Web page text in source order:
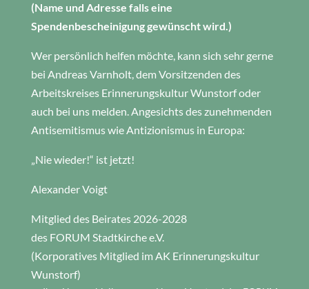
(Name und Adresse falls eine
Spendenbescheinigung gewünscht wird.)
Wer persönlich helfen möchte, kann sich sehr gerne
bei Andreas Varnholt, dem Vorsitzenden des
Arbeitskreises Erinnerungskultur Wunstorf oder
auch bei uns melden. Angesichts des zunehmenden
Antisemitismus wie Antizionismus in Europa:
„Nie wieder!“ ist jetzt!
Alexander Voigt
Mitglied des Beirates 2026-2028
des FORUM Stadtkirche e.V.
(Korporatives Mitglied im AK Erinnerungskultur
Wunstorf)